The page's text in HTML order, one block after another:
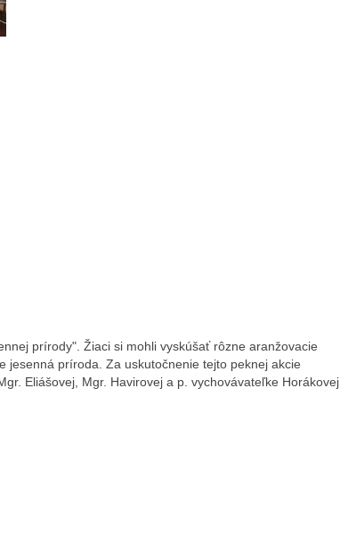
prírody". Žiaci si mohli vyskúšať rôzne aranžovacie
príroda. Za uskutočnenie tejto peknej akcie
Eliášovej, Mgr. Havirovej a p. vychovávateľke Horákovej.